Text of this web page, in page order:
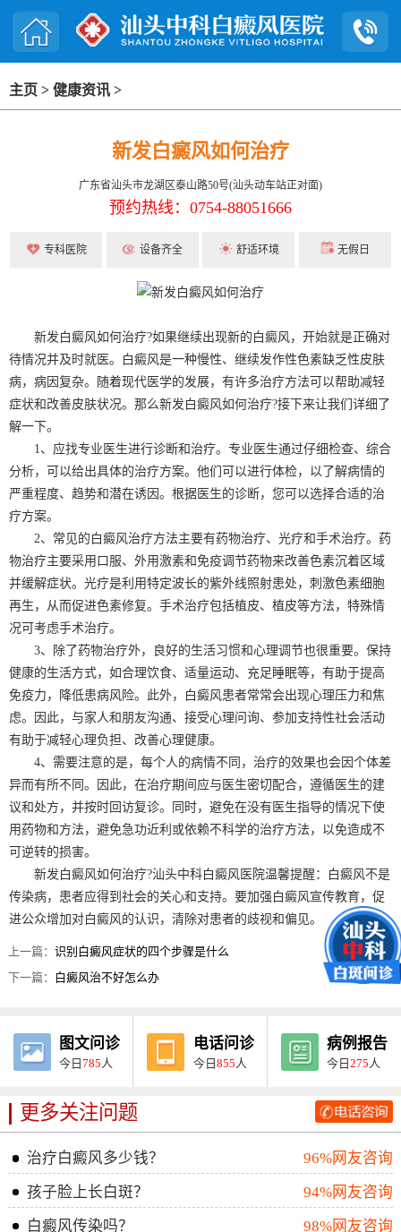
主页 > 健康资讯 >
新发白癜风如何治疗
广东省汕头市龙湖区泰山路50号(汕头动车站正对面)
预约热线：0754-88051666
专科医院 设备齐全 舒适环境 无假日
新发白癜风如何治疗?如果继续出现新的白癜风，开始就是正确对
待情况并及时就医。白癜风是一种慢性、继续发作性色素缺乏性皮肤
病，病因复杂。随着现代医学的发展，有许多治疗方法可以帮助减轻
症状和改善皮肤状况。那么新发白癜风如何治疗?接下来让我们详细了
解一下。
1、应找专业医生进行诊断和治疗。专业医生通过仔细检查、综合
分析，可以给出具体的治疗方案。他们可以进行体检，以了解病情的
严重程度、趋势和潜在诱因。根据医生的诊断，您可以选择合适的治
疗方案。
2、常见的白癜风治疗方法主要有药物治疗、光疗和手术治疗。药
物治疗主要采用口服、外用激素和免疫调节药物来改善色素沉着区域
并缓解症状。光疗是利用特定波长的紫外线照射患处，刺激色素细胞
再生，从而促进色素修复。手术治疗包括植皮、植皮等方法，特殊情
况可考虑手术治疗。
3、除了药物治疗外，良好的生活习惯和心理调节也很重要。保持
健康的生活方式，如合理饮食、适量运动、充足睡眠等，有助于提高
免疫力，降低患病风险。此外，白癜风患者常常会出现心理压力和焦
虑。因此，与家人和朋友沟通、接受心理问询、参加支持性社会活动
有助于减轻心理负担、改善心理健康。
4、需要注意的是，每个人的病情不同，治疗的效果也会因个体差
异而有所不同。因此，在治疗期间应与医生密切配合，遵循医生的建
议和处方，并按时回访复诊。同时，避免在没有医生指导的情况下使
用药物和方法，避免急功近利或​​依赖不科学的治疗方法，以免造成不
可逆转的损害。
新发白癜风如何治疗?汕头中科白癜风医院温馨提醒：白癜风不是
传染病，患者应得到社会的关心和支持。要加强白癜风宣传教育，促
进公众增加对白癜风的认识，清除对患者的歧视和偏见。
上一篇：识别白癜风症状的四个步骤是什么
下一篇： 白癜风治不好怎么办
图文问诊
今日785 人
电话问诊
今日855 人
病例报告
今日275 人
更多关注问题
治疗白癜风多少钱？
96%网友咨询
孩子脸上长白斑？
94%网友咨询
白癜风传染吗？
98%网友咨询